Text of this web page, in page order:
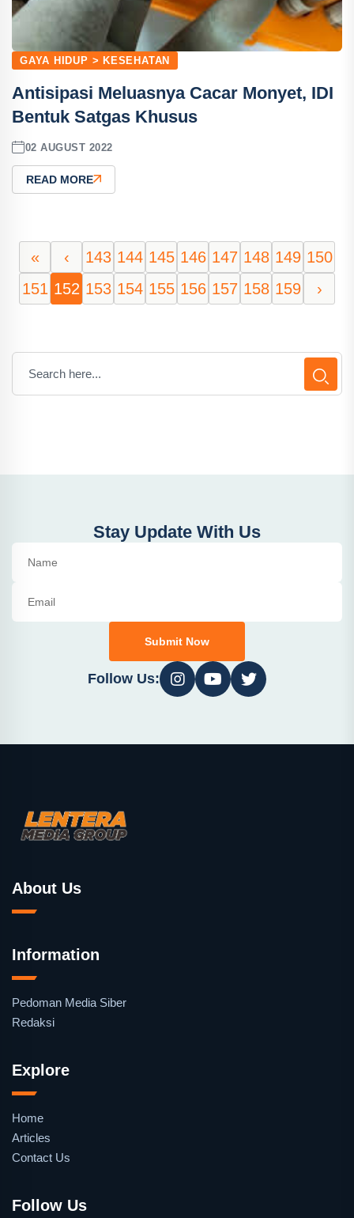
GAYA HIDUP > KESEHATAN
Antisipasi Meluasnya Cacar Monyet, IDI
Bentuk Satgas Khusus
02 AUGUST 2022
READ MORE
« ‹ 143 144 145 146 147 148 149 150
151 152 153 154 155 156 157 158 159 ›
Stay Update With Us
Submit Now
Follow Us:
About Us
Information
Pedoman Media Siber
Redaksi
Explore
Home
Articles
Contact Us
Follow Us